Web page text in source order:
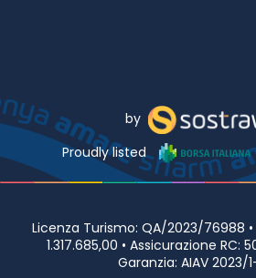
by
Proudly listed
Licenza Turismo: QA/2023/76988
1.317.685,00 • Assicurazione RC:
Garanzia: AIAV 2023/